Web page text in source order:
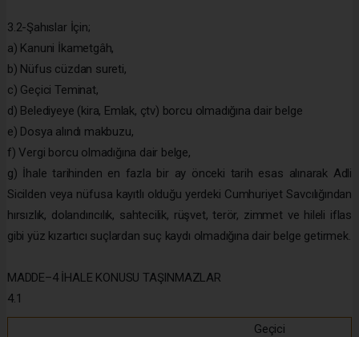
3.2-Şahıslar İçin;
a) Kanuni İkametgâh,
b) Nüfus cüzdan sureti,
c) Geçici Teminat,
d) Belediyeye (kira, Emlak, çtv) borcu olmadığına dair belge
e) Dosya alındı makbuzu,
f) Vergi borcu olmadığına dair belge,
g) İhale tarihinden en fazla bir ay önceki tarih esas alınarak Adli
Sicilden veya nüfusa kayıtlı olduğu yerdeki Cumhuriyet Savcılığından
hırsızlık, dolandırıcılık, sahtecilik, rüşvet, terör, zimmet ve hileli iflas
gibi yüz kızartıcı suçlardan suç kaydı olmadığına dair belge getirmek.
MADDE–4 İHALE KONUSU TAŞINMAZLAR
4.1
Geçici